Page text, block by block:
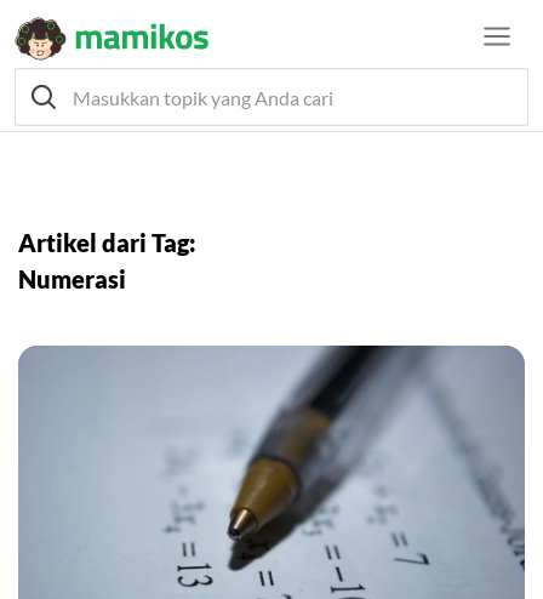
Artikel dari Tag:
Numerasi